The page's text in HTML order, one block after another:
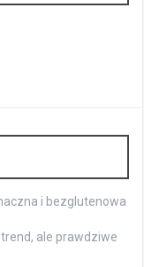
i bezglutenowa
ale prawdziwe